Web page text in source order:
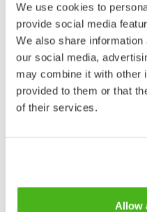
We use cookies to
provide social media
We also share
our social media,
may combine it with other
provided to them or that
of their services.
Allow
Diurna. Se puede
entre abril y principios
en el norte y centro de
Alimentación
Invertebrados,
presentes en el estiércol
tres sílabas, que llega